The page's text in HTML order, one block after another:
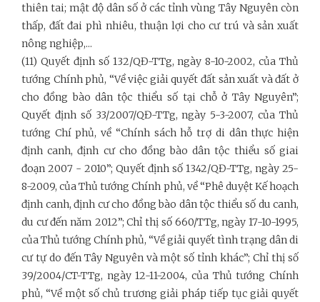
thiên tai; mật độ dân số ở các tỉnh vùng Tây Nguyên còn
thấp, đất đai phì nhiêu, thuận lợi cho cư trú và sản xuất
nông nghiệp,...
(11) Quyết định số 132/QĐ-TTg, ngày 8-10-2002, của Thủ
tướng Chính phủ, “Về việc giải quyết đất sản xuất và đất ở
cho đồng bào dân tộc thiểu số tại chỗ ở Tây Nguyên”;
Quyết định số 33/2007/QĐ-TTg, ngày 5-3-2007, của Thủ
tướng Chí phủ, về “Chính sách hỗ trợ di dân thực hiện
định canh, định cư cho đồng bào dân tộc thiểu số giai
đoạn 2007 - 2010”; Quyết định số 1342/QĐ-TTg, ngày 25-
8-2009, của Thủ tướng Chính phủ, về “Phê duyệt Kế hoạch
định canh, định cư cho đồng bào dân tộc thiểu số du canh,
du cư đến năm 2012”; Chỉ thị số 660/TTg, ngày 17-10-1995,
của Thủ tướng Chính phủ, “Về giải quyết tình trạng dân di
cư tự do đến Tây Nguyên và một số tỉnh khác”; Chỉ thị số
39/2004/CT-TTg, ngày 12-11-2004, của Thủ tướng Chính
phủ, “Về một số chủ trương giải pháp tiếp tục giải quyết